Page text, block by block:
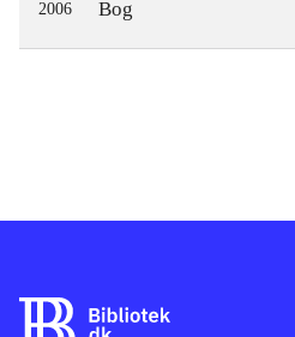
2006 Bog